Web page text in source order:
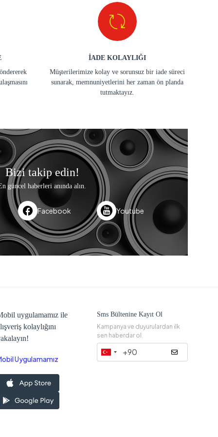
İADE KOLAYLIĞI
Müşterilerimize kolay ve sorunsuz bir iade süreci
sunarak, memnuniyetlerini her zaman ön planda
tutmaktayız.
Bizi takip edin!
güncel haberleri anında alın.
Facebook Youtube
uygulamamız ile
kolaylığını
Uygulamamız
Sms Bültenine Kayıt Ol
Kampanya ve duyurulardan ilk
sen haberdar ol.